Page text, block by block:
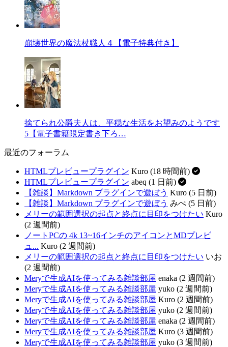
崩壊世界の魔法杖職人４【電子特典付き】
捨てられ公爵夫人は、平穏な生活をお望みのようです
5【電子書籍限定書き下ろ…
最近のフォーラム
HTMLプレビュープラグイン Kuro (18 時間前)
HTMLプレビュープラグイン abeq (1 日前)
【雑談】Markdown プラグインで遊ぼう Kuro (5 日前)
【雑談】Markdown プラグインで遊ぼう みぺ (5 日前)
メリーの範囲選択の起点と終点に目印をつけたい Kuro
(2 週間前)
ノートPCの 4k 13~16インチのアイコンとMDプレビ
ュ... Kuro (2 週間前)
メリーの範囲選択の起点と終点に目印をつけたい いお
(2 週間前)
Meryで生成AIを使ってみる雑談部屋 enaka (2 週間前)
Meryで生成AIを使ってみる雑談部屋 yuko (2 週間前)
Meryで生成AIを使ってみる雑談部屋 Kuro (2 週間前)
Meryで生成AIを使ってみる雑談部屋 yuko (2 週間前)
Meryで生成AIを使ってみる雑談部屋 enaka (2 週間前)
Meryで生成AIを使ってみる雑談部屋 Kuro (3 週間前)
Meryで生成AIを使ってみる雑談部屋 yuko (3 週間前)